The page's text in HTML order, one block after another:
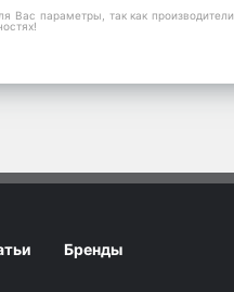
параметры, так как
Бренды